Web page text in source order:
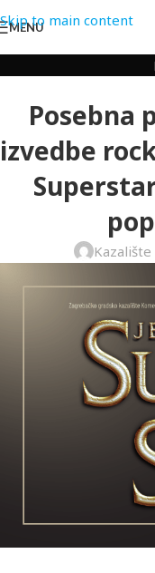
Skip to main content
MENU
Posebna
izvedbe